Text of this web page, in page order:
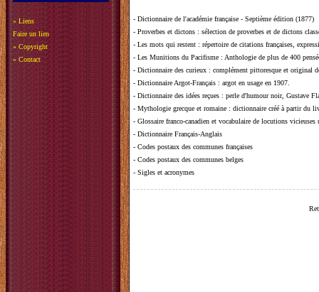
» Liens
Faire un lien
» Copyright
» Contact
- Dictionnaire de l'académie française - Septième édition (1877)
- Proverbes et dictons : sélection de proverbes et de dictons
- Les mots qui restent : répertoire de citations françaises,
- Les Munitions du Pacifisme : Anthologie de plus de 400
- Dictionnaire des curieux : complément pittoresque et original
- Dictionnaire Argot-Français : argot en usage en 1907.
- Dictionnaire des idées reçues : perle d'humour noir, Gustave
- Mythologie grecque et romaine : dictionnaire créé à partir du
- Glossaire franco-canadien et vocabulaire de locutions vicieuses
- Dictionnaire Français-Anglais
- Codes postaux des communes françaises
- Codes postaux des communes belges
- Sigles et acronymes